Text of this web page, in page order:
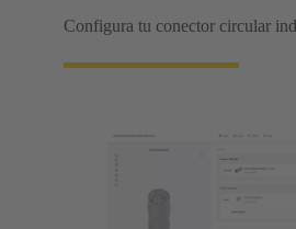
Configura tu conector circular